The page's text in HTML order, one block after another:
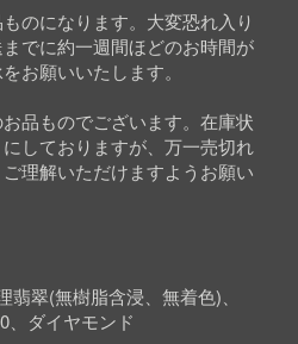
のになります。大変恐れ入り
でに約一週間ほどのお時間が
お願いいたします。
品ものでございます。在庫状
しておりますが、万一売切れ
理解いただけますようお願い
翡翠(無樹脂含浸、無着色)、
、ダイヤモンド